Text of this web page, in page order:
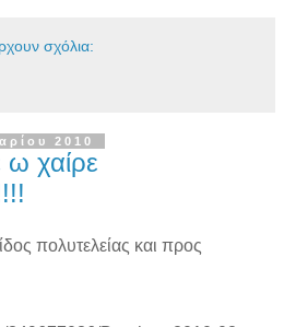
σχόλια:
2010
ω χαίρε
πολυτελείας και προς